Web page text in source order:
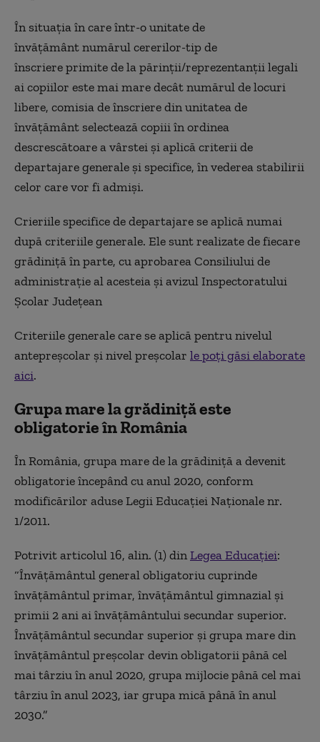
În situația în care într-o unitate de
învățământ numărul cererilor-tip de
înscriere primite de la părinții/reprezentanții legali
ai copiilor este mai mare decât numărul de locuri
libere, comisia de înscriere din unitatea de
învățământ selectează copiii în ordinea
descrescătoare a vârstei și aplică criterii de
departajare generale și specifice, în vederea stabilirii
celor care vor fi admiși.
Crieriile specifice de departajare se aplică numai
după criteriile generale. Ele sunt realizate de fiecare
grădiniță în parte, cu aprobarea Consiliului de
administraţie al acesteia şi avizul Inspectoratului
Şcolar Judeţean
Criteriile generale care se aplică pentru nivelul
antepreșcolar și nivel preșcolar le poți găsi elaborate
aici.
Grupa mare la grădiniță este
obligatorie în România
În România, grupa mare de la grădiniță a devenit
obligatorie începând cu anul 2020, conform
modificărilor aduse Legii Educației Naționale nr.
1/2011.
Potrivit articolul 16, alin. (1) dinLegea Educației:
“Învățământul general obligatoriu cuprinde
învățământul primar, învățământul gimnazial și
primii 2 ani ai învățământului secundar superior.
Învățământul secundar superior și grupa mare din
învățământul preșcolar devin obligatorii până cel
mai târziu în anul 2020, grupa mijlocie până cel mai
târziu în anul 2023, iar grupa mică până în anul
2030.”